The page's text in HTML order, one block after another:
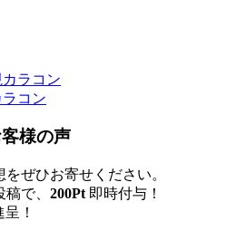
様の声
ぜひお寄せください。
で、 200Pt 即時付与！
呈！